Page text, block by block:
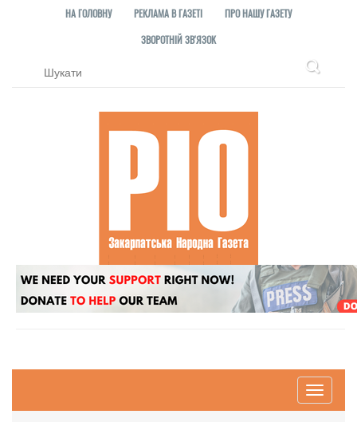
НА ГОЛОВНУ РЕКЛАМА В ГАЗЕТІ
ПРО НАШУ ГАЗЕТУ
ЗВОРОТНІЙ ЗВ'ЯЗОК
Toggle